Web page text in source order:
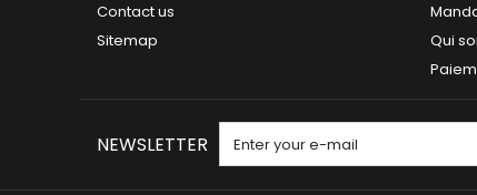
Contact us
Sitemap
Qui
NEWSLETTER